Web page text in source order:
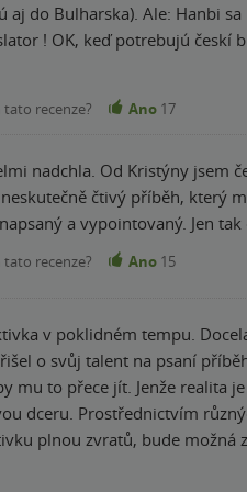
aj do Bulharska). Ale: Hanbi
! OK, keď potrebujú českí
sú krásne. Keď
recenze? Ano 17
nadchla. Od Kristýny jsem
čtivý příběh, který mi v hlavě rezonoval
a vypointovaný. Jen
recenze? Ano 15
v poklidném tempu.
o svůj talent na psaní
mu to přece jít. Jenže realita
dceru. Prostřednictvím
plnou zvratů, bude možná
se těšit na další díl.